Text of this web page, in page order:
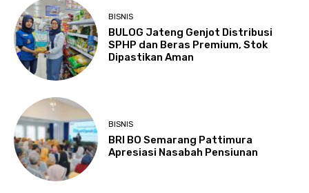
BISNIS
BULOG Jateng Genjot Distribusi
SPHP dan Beras Premium, Stok
Dipastikan Aman
BISNIS
BRI BO Semarang Pattimura
Apresiasi Nasabah Pensiunan